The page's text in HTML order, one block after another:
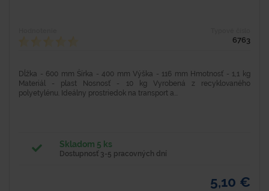
6763
Dĺžka - 600 mm Šírka - 400 mm Výška - 116 mm Hmotnosť - 1,1 kg
Materiál - plast Nosnosť - 10 kg Vyrobená z recyklovaného
polyetylénu. Ideálny prostriedok na transport a...
Skladom 5 ks
Dostupnosť 3-5 pracovných dní
5,10 €